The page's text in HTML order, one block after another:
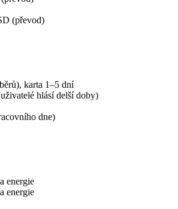
(převod)
karta 1–5 dní
hlásí delší doby)
dne)
energie
energie